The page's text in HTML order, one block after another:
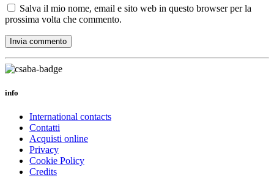
Salva il mio nome, email e sito web in questo browser per la
prossima volta che commento.
info
International contacts
Contatti
Acquisti online
Privacy
Cookie Policy
Credits